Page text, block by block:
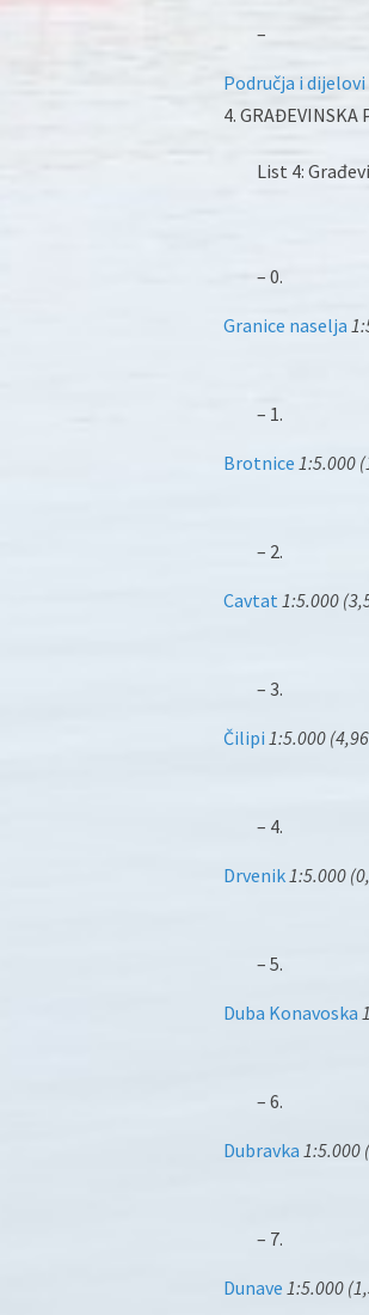
–
Područja i
4. GRAĐEVINSKA
List 4:
– 0.
Granice naselja
– 1.
Brotnice 1:5.000
– 2.
Cavtat 1:5.000
– 3.
Čilipi 1:5.000
– 4.
Drvenik1:5.000
– 5.
Duba Konavoska
– 6.
Dubravka 1:5.000
– 7.
Dunave 1:5.000